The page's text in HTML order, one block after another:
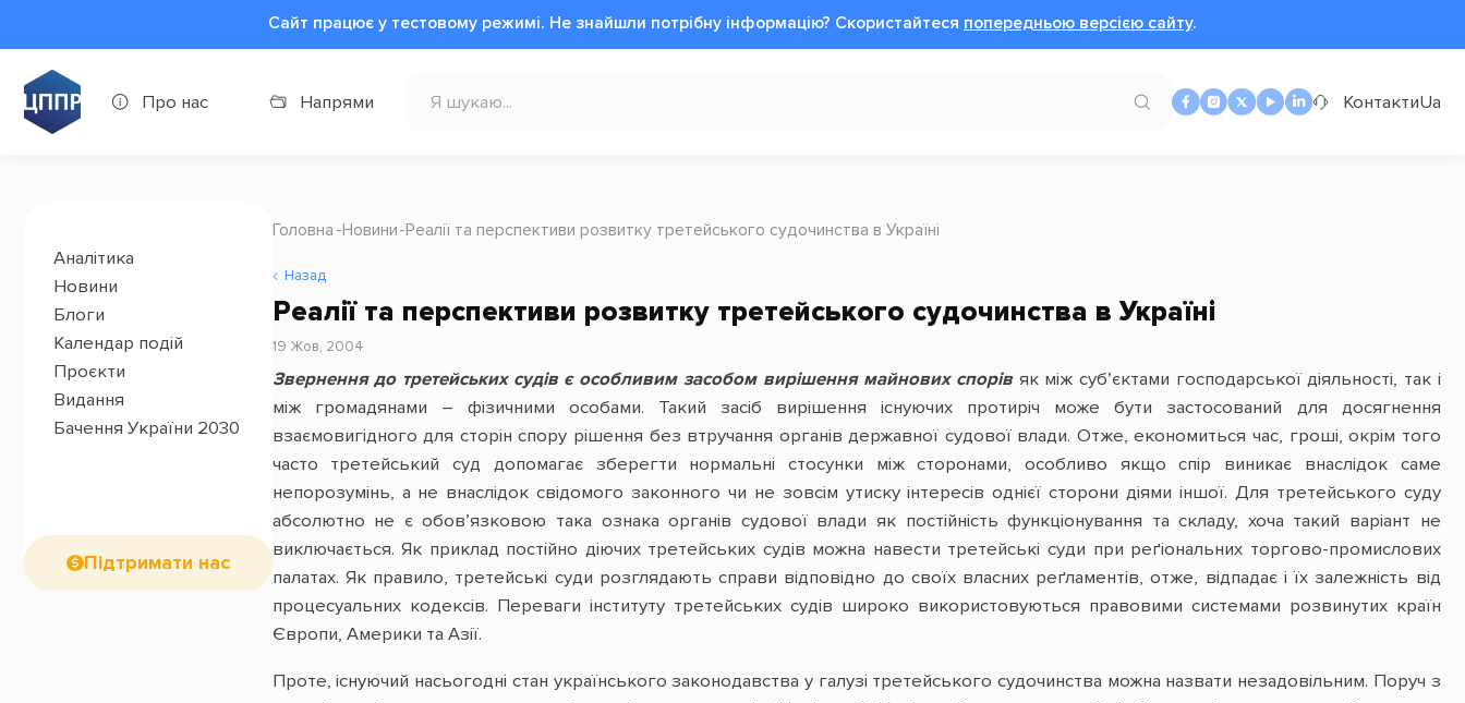
Сайт працює у тестовому режимі. Не знайшли потрібну інформацію? Cкористайтеся попередньою версією сайту.
Про нас Напрями КонтактиUa
Аналітика
Новини
Блоги
Календар подій
Проєкти
Видання
Бачення України 2030
Підтримати нас
Головна Новини Реалії та перспективи розвитку третейського судочинства в Україні
Назад
Реалії та перспективи розвитку третейського судочинства в Україні
19 Жов, 2004
Звернення до третейських судів є особливим засобом вирішення майнових спорівяк між суб’єктами господарської діяльності, так і
між громадянами – фізичними особами. Такий засіб вирішення існуючих протиріч може бути застосований для досягнення
взаємовигідного для сторін спору рішення без втручання органів державної судової влади. Отже, економиться час, гроші, окрім того
часто третейський суд допомагає зберегти нормальні стосунки між сторонами, особливо якщо спір виникає внаслідок саме
непорозумінь, а не внаслідок свідомого законного чи не зовсім утиску інтересів однієї сторони діями іншої. Для третейського суду
абсолютно не є обов’язковою така ознака органів судової влади як постійність функціонування та складу, хоча такий варіант не
виключається. Як приклад постійно діючих третейських судів можна навести третейські суди при реґіональних торгово-промислових
палатах. Як правило, третейські суди розглядають справи відповідно до своїх власних реґламентів, отже, відпадає і їх залежність від
процесуальних кодексів. Переваги інституту третейських судів широко використовуються правовими системами розвинутих країн
Європи, Америки та Азії.
Проте, існуючий насьогодні стан українського законодавства у галузі третейського судочинства можна назвати незадовільним. Поруч з